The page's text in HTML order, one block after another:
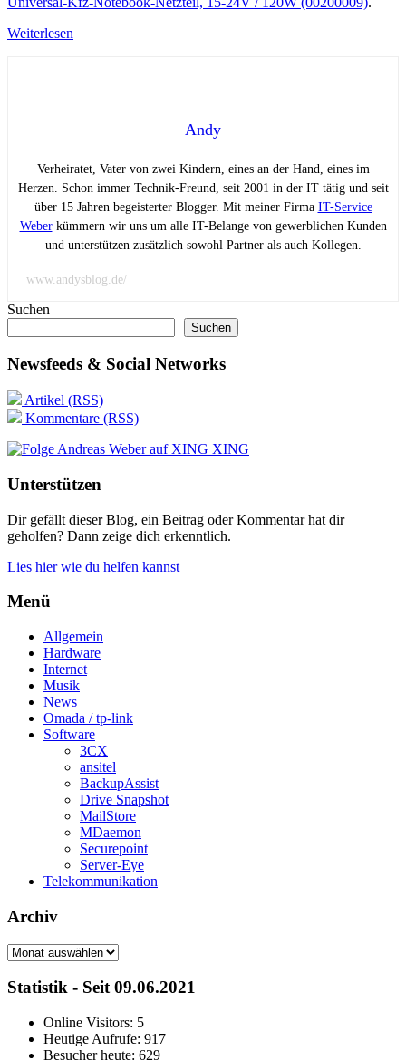
Weiterlesen
Andy
Verheiratet, Vater von zwei Kindern, eines an der Hand, eines im
Herzen. Schon immer Technik-Freund, seit 2001 in der IT tätig und seit
über 15 Jahren begeisterter Blogger. Mit meiner Firma IT-Service
Weberkümmern wir uns um alle IT-Belange von gewerblichen Kunden
und unterstützen zusätzlich sowohl Partner als auch Kollegen.
www.andysblog.de/
Suchen
Suchen
Newsfeeds & Social Networks
Artikel (RSS)
Kommentare (RSS)
XING
Unterstützen
Dir gefällt dieser Blog, ein Beitrag oder Kommentar hat dir
geholfen? Dann zeige dich erkenntlich.
Lies hier wie du helfen kannst
Menü
Allgemein
Hardware
Internet
Musik
News
Omada / tp-link
Software
3CX
ansitel
BackupAssist
Drive Snapshot
MailStore
MDaemon
Securepoint
Server-Eye
Telekommunikation
Archiv
Archiv
Statistik - Seit 09.06.2021
Online Visitors: 5
Heutige Aufrufe: 917
Besucher heute: 629